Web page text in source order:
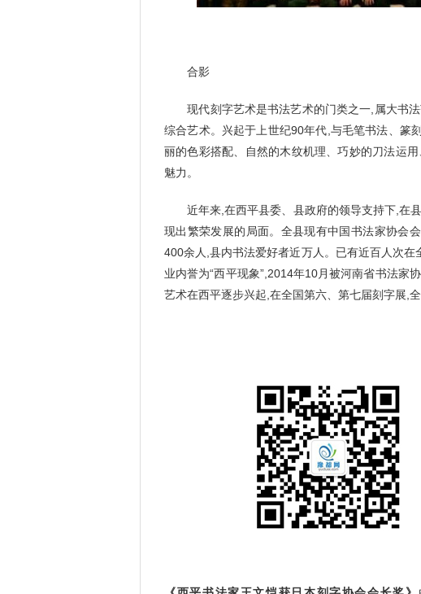
合影
现代刻字艺术是书法艺术的门类之一,属大书法
综合艺术。兴起于上世纪90年代,与毛笔书法、篆
丽的色彩搭配、自然的木纹机理、巧妙的刀法运
魅力。
近年来,在西平县委、县政府的领导支持下,在县
现出繁荣发展的局面。全县现有中国书法家协会
400余人,县内书法爱好者近万人。已有近百人次在
业内誉为“西平现象”,2014年10月被河南省书法家
艺术在西平逐步兴起,在全国第六、第七届刻字展,